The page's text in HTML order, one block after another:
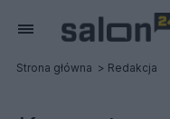
Strona główna Redakcja